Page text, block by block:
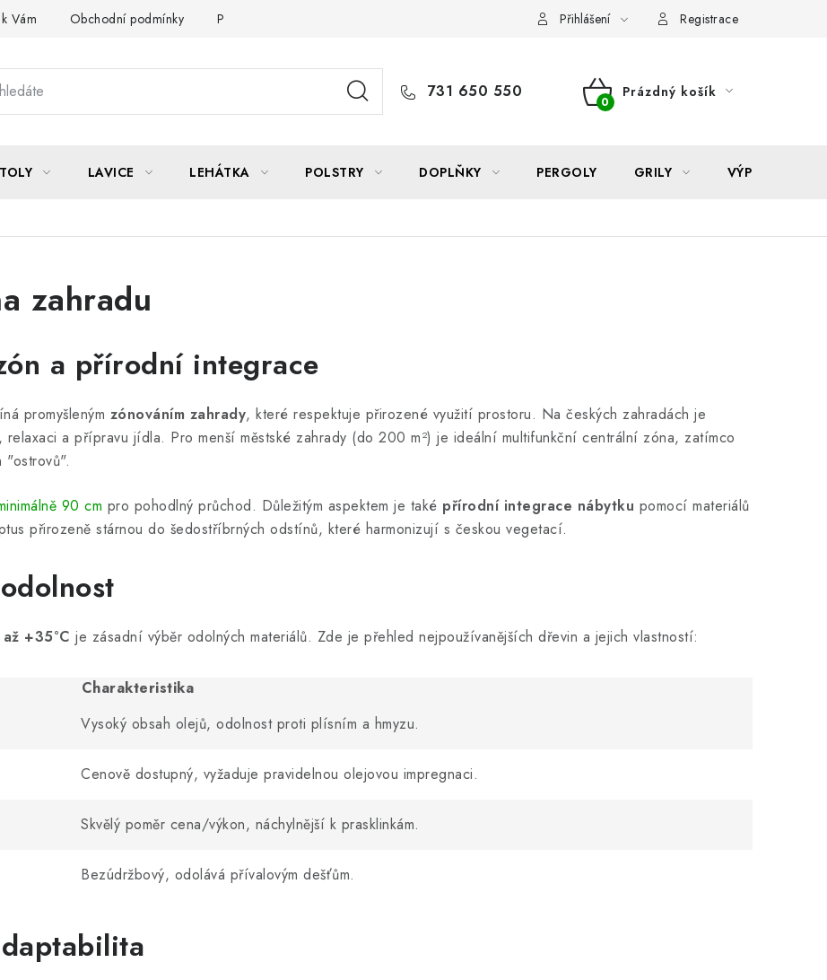
Vám Obchodní podmínky Podmínky ochrany osobních údajů Formulář odstoupení od smlouvy
Přihlášení Registrace
731 650 550
NÁKUPNÍ
Prázdný košík
LAVICE LEHÁTKA POLSTRY DOPLŇKY PERGOLY GRILY VÝPRODEJ
zahradu
a přírodní integrace
promyšleným zónováním zahrady, které respektuje přirozené využití prostoru. Na českých zahradách je
a přípravu jídla. Pro menší městské zahrady (do 200 m²) je ideální multifunkční centrální zóna, zatímco
"ostrovů".
90 cm pro pohodlný průchod. Důležitým aspektem je také přírodní integrace nábytku pomocí materiálů
přirozeně stárnou do šedostříbrných odstínů, které harmonizují s českou vegetací.
+35°C je zásadní výběr odolných materiálů. Zde je přehled nejpoužívanějších dřevin a jejich vlastností:
Charakteristika
Vysoký obsah olejů, odolnost proti plísním a hmyzu.
Cenově dostupný, vyžaduje pravidelnou olejovou impregnaci.
Skvělý poměr cena/výkon, náchylnější k prasklinkám.
Bezúdržbový, odolává přívalovým dešťům.